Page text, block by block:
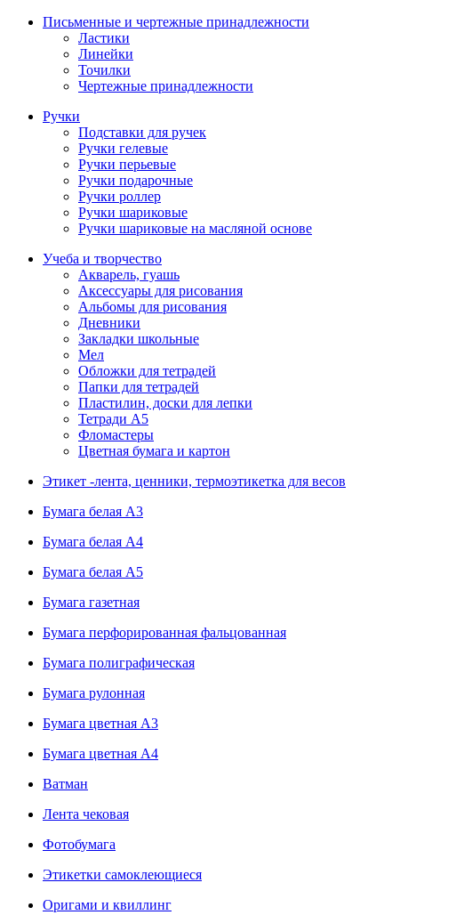
Письменные и чертежные принадлежности
Ластики
Линейки
Точилки
Чертежные принадлежности
Ручки
Подставки для ручек
Ручки гелевые
Ручки перьевые
Ручки подарочные
Ручки роллер
Ручки шариковые
Ручки шариковые на масляной основе
Учеба и творчество
Акварель, гуашь
Аксессуары для рисования
Альбомы для рисования
Дневники
Закладки школьные
Мел
Обложки для тетрадей
Папки для тетрадей
Пластилин, доски для лепки
Тетради А5
Фломастеры
Цветная бумага и картон
Этикет -лента, ценники, термоэтикетка для весов
Бумага белая А3
Бумага белая А4
Бумага белая А5
Бумага газетная
Бумага перфорированная фальцованная
Бумага полиграфическая
Бумага рулонная
Бумага цветная А3
Бумага цветная А4
Ватман
Лента чековая
Фотобумага
Этикетки самоклеющиеся
Оригами и квиллинг